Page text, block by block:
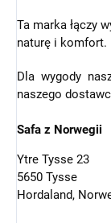
Ta marka łączy
naturę i komfort.
Dla wygody
naszego
Safa z Norwegii
Ytre Tysse 23
5650 Tysse
Hordaland,